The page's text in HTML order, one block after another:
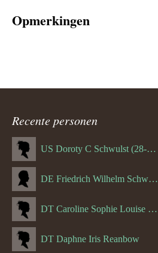
Opmerkingen
Recente personen
US Doroty C Schwulst (28-12-1919)
DE Friedrich Wilhelm Schwulst
DT Caroline Sophie Louise Schreuder born Schwulst (13-05-1866)
DT Daphne Iris Reanbow